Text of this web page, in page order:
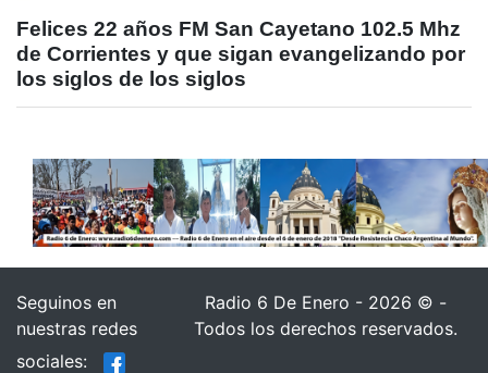
Felices 22 años FM San Cayetano 102.5 Mhz
de Corrientes y que sigan evangelizando por
los siglos de los siglos
Seguinos en
nuestras redes
sociales:
Radio 6 De Enero - 2026 © -
Todos los derechos reservados.